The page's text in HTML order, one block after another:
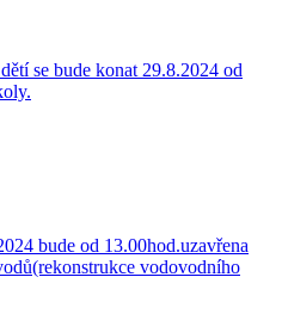
se bude konat 29.8.2024 od
bude od 13.00hod.uzavřena
vodovodního